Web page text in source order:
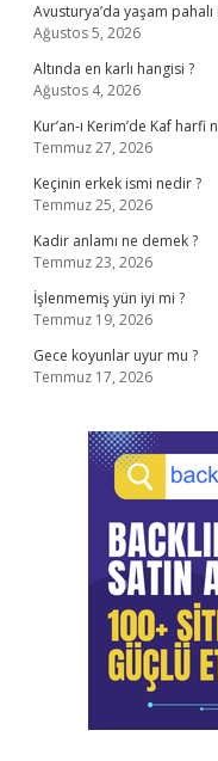
Avusturya’da yaşam pahalı
Ağustos 5, 2026
Altında en karlı hangisi ?
Ağustos 4, 2026
Kur’an-ı Kerim’de Kaf harfi
Temmuz 27, 2026
Keçinin erkek ismi nedir ?
Temmuz 25, 2026
Kadir anlamı ne demek ?
Temmuz 23, 2026
İşlenmemiş yün iyi mi ?
Temmuz 19, 2026
Gece koyunlar uyur mu ?
Temmuz 17, 2026